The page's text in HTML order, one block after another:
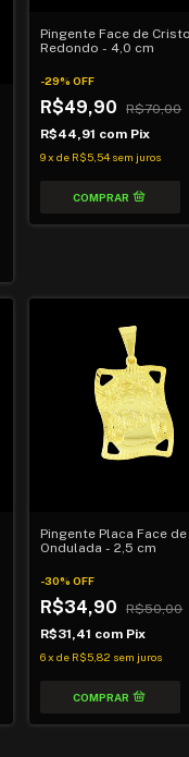
Pingente Face de Cristo
Redondo - 4,0 cm
-29%OFF
R$49,90
R$70,00
R$44,91 com Pix
9xde R$5,54 sem juros
Pingente Placa Face
Ondulada - 2,5 cm
-30%OFF
R$34,90
R$50,00
R$31,41 com Pix
6xde R$5,82 sem juros